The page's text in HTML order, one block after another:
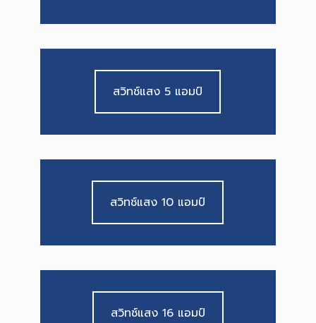
สวิทช์แสง 5 แอมป์
สวิทช์แสง 10 แอมป์
สวิทช์แสง 16 แอมป์